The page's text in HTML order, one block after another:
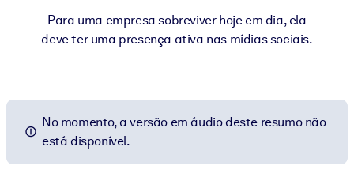
Para uma empresa sobreviver hoje em dia, ela
deve ter uma presença ativa nas mídias sociais.
No momento, a versão em áudio deste resumo não
está disponível.